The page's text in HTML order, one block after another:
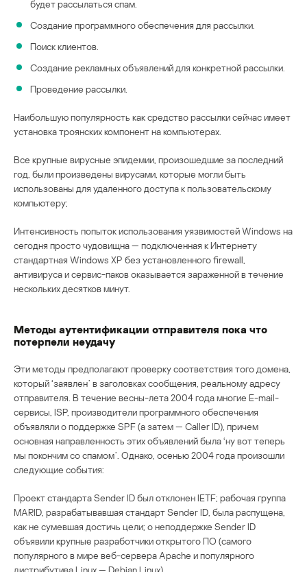
будет рассылаться спам.
Создание программного обеспечения для рассылки.
Поиск клиентов.
Создание рекламных объявлений для конкретной рассылки.
Проведение рассылки.
Наибольшую популярность как средство рассылки сейчас имеет
установка троянских компонент на компьютерах.
Все крупные вирусные эпидемии, произошедшие за последний
год, были произведены вирусами, которые могли быть
использованы для удаленного доступа к пользовательскому
компьютеру;
Интенсивность попыток использования уязвимостей Windows на
сегодня просто чудовищна — подключенная к Интернету
стандартная Windows XP без установленного firewall,
антивируса и сервис-паков оказывается зараженной в течение
нескольких десятков минут.
Методы аутентификации отправителя пока что
потерпели неудачу
Эти методы предполагают проверку соответствия того домена,
который ‘заявлен’ в заголовках сообщения, реальному адресу
отправителя. В течение весны-лета 2004 года многие E-mail-
сервисы, ISP, производители программного обеспечения
объявляли о поддержке SPF (а затем — Caller ID), причем
основная направленность этих объявлений была ‘ну вот теперь
мы покончим со спамом’. Однако, осенью 2004 года произошли
следующие события:
Проект стандарта Sender ID был отклонен IETF; рабочая группа
MARID, разрабатывавшая стандарт Sender ID, была распущена,
как не сумевшая достичь цели; о неподдержке Sender ID
объявили крупные разработчики открытого ПО (самого
популярного в мире веб-сервера Apache и популярного
дистрибутива Linux — Debian Linux).